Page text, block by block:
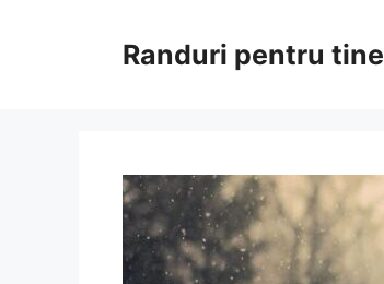
Randuri pentru tine